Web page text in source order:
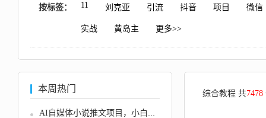
按标签： 11 刘克亚 引流 抖音 项目 微信
实战 黄岛主 更多>>
本周热门
AI自媒体小说推文项目，小白也能...
综合教程 共7478